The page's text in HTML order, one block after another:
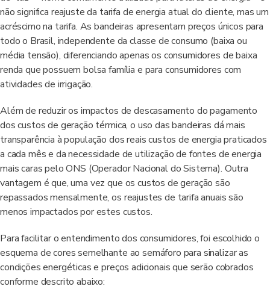
não significa reajuste da tarifa de energia atual do cliente, mas um
acréscimo na tarifa. As bandeiras apresentam preços únicos para
todo o Brasil, independente da classe de consumo (baixa ou
média tensão), diferenciando apenas os consumidores de baixa
renda que possuem bolsa família e para consumidores com
atividades de irrigação.
Além de reduzir os impactos de descasamento do pagamento
dos custos de geração térmica, o uso das bandeiras dá mais
transparência à população dos reais custos de energia praticados
a cada mês e da necessidade de utilização de fontes de energia
mais caras pelo ONS (Operador Nacional do Sistema). Outra
vantagem é que, uma vez que os custos de geração são
repassados mensalmente, os reajustes de tarifa anuais são
menos impactados por estes custos.
Para facilitar o entendimento dos consumidores, foi escolhido o
esquema de cores semelhante ao semáforo para sinalizar as
condições energéticas e preços adicionais que serão cobrados
conforme descrito abaixo: